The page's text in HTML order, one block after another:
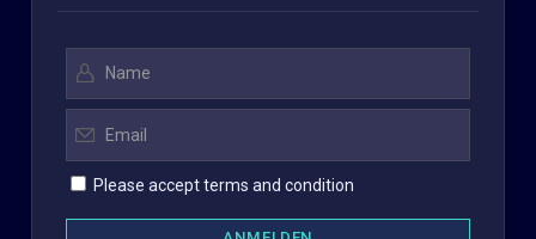
Please accept terms and condition